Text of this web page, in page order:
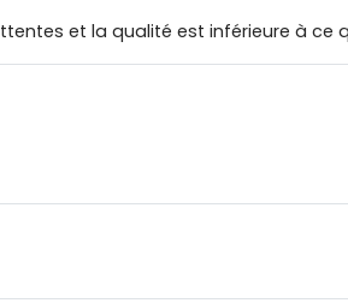
et la qualité est inférieure à ce